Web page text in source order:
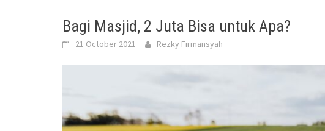
Bagi Masjid, 2 Juta Bisa untuk Apa?
21 October 2021 Rezky Firmansyah